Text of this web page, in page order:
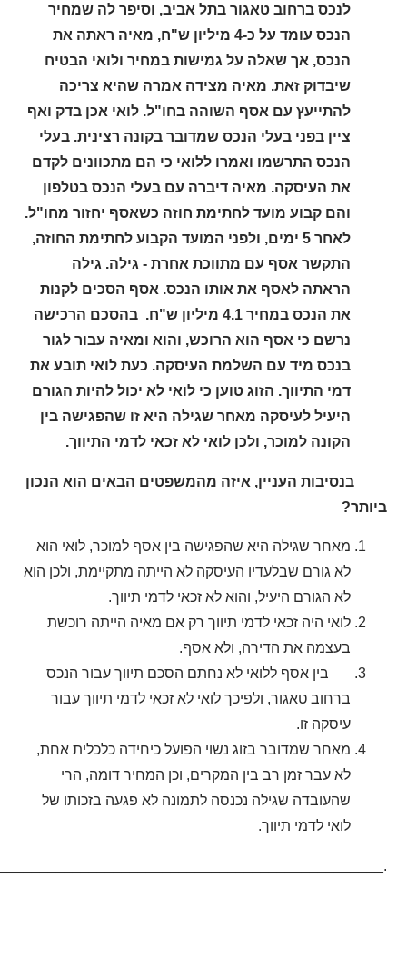
לנכס ברחוב טאגור בתל אביב, וסיפר לה שמחיר
הנכס עומד על כ-4 מיליון ש"ח, מאיה ראתה את
הנכס, אך שאלה על גמישות במחיר ולואי הבטיח
שיבדוק זאת. מאיה מצידה אמרה שהיא צריכה
להתייעץ עם אסף השוהה בחו"ל. לואי אכן בדק ואף
ציין בפני בעלי הנכס שמדובר בקונה רצינית. בעלי
הנכס התרשמו ואמרו ללואי כי הם מתכוונים לקדם
את העיסקה. מאיה דיברה עם בעלי הנכס בטלפון
והם קבוע מועד לחתימת חוזה כשאסף יחזור מחו"ל.
לאחר 5 ימים, ולפני המועד הקבוע לחתימת החוזה,
התקשר אסף עם מתווכת אחרת - גילה. גילה
הראתה לאסף את אותו הנכס. אסף הסכים לקנות
את הנכס במחיר 4.1 מיליון ש"ח. בהסכם הרכישה
נרשם כי אסף הוא הרוכש, והוא ומאיה עבור לגור
בנכס מיד עם השלמת העיסקה. כעת לואי תובע את
דמי התיווך. הזוג טוען כי לואי לא יכול להיות הגורם
היעיל לעיסקה מאחר שגילה היא זו שהפגישה בין
הקונה למוכר, ולכן לואי לא זכאי לדמי התיווך.
בנסיבות העניין, איזה מהמשפטים הבאים הוא הנכון
ביותר?
מאחר שגילה היא שהפגישה בין אסף למוכר, לואי הוא
לא גורם שבלעדיו העיסקה לא הייתה מתקיימת, ולכן הוא
לא הגורם היעיל, והוא לא זכאי לדמי תיווך.
לואי היה זכאי לדמי תיווך רק אם מאיה הייתה רוכשת
בעצמה את הדירה, ולא אסף.
בין אסף ללואי לא נחתם הסכם תיווך עבור הנכס
ברחוב טאגור, ולפיכך לואי לא זכאי לדמי תיווך עבור
עיסקה זו.
מאחר שמדובר בזוג נשוי הפועל כיחידה כלכלית אחת,
לא עבר זמן רב בין המקרים, וכן המחיר דומה, הרי
שהעובדה שגילה נכנסה לתמונה לא פגעה בזכותו של
לואי לדמי תיווך.